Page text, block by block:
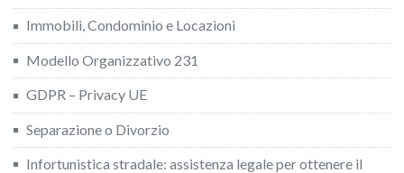
Immobili, Condominio e Locazioni
Modello Organizzativo 231
GDPR – Privacy UE
Separazione o Divorzio
Infortunistica stradale: assistenza legale per ottenere il